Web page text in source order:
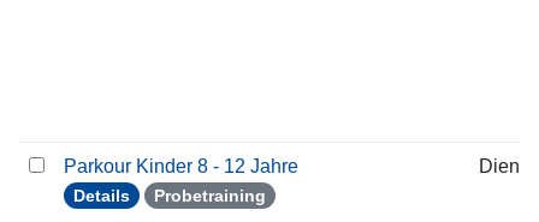
Parkour Kinder 8 - 12 Jahre
Details Probetraining